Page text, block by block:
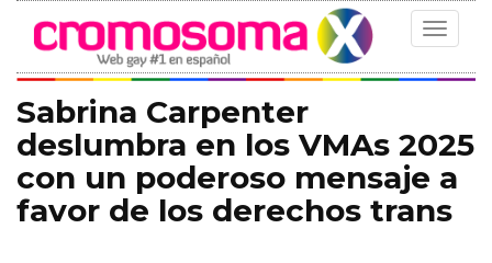
Toggle
Sabrina Carpenter
deslumbra en los VMAs 2025
con un poderoso mensaje a
favor de los derechos trans